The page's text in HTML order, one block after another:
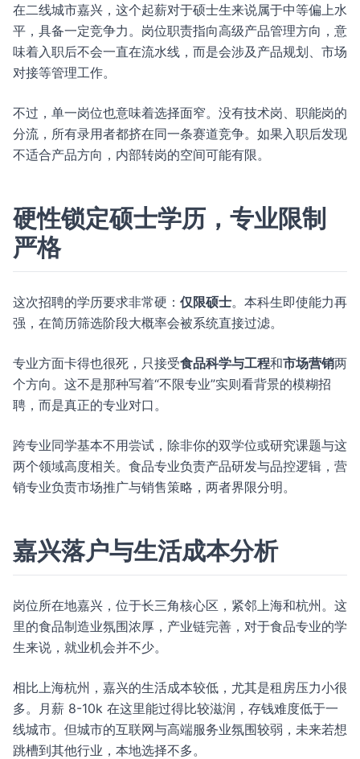
在二线城市嘉兴，这个起薪对于硕士生来说属于中等偏上水
平，具备一定竞争力。岗位职责指向高级产品管理方向，意
味着入职后不会一直在流水线，而是会涉及产品规划、市场
对接等管理工作。
不过，单一岗位也意味着选择面窄。没有技术岗、职能岗的
分流，所有录用者都挤在同一条赛道竞争。如果入职后发现
不适合产品方向，内部转岗的空间可能有限。
硬性锁定硕士学历，专业限制
严格
这次招聘的学历要求非常硬： 仅限硕士。本科生即使能力再
强，在简历筛选阶段大概率会被系统直接过滤。
专业方面卡得也很死，只接受食品科学与工程和市场营销两
个方向。这不是那种写着“不限专业”实则看背景的模糊招
聘，而是真正的专业对口。
跨专业同学基本不用尝试，除非你的双学位或研究课题与这
两个领域高度相关。食品专业负责产品研发与品控逻辑，营
销专业负责市场推广与销售策略，两者界限分明。
嘉兴落户与生活成本分析
岗位所在地嘉兴，位于长三角核心区，紧邻上海和杭州。这
里的食品制造业氛围浓厚，产业链完善，对于食品专业的学
生来说，就业机会并不少。
相比上海杭州，嘉兴的生活成本较低，尤其是租房压力小很
多。月薪 8-10k 在这里能过得比较滋润，存钱难度低于一
线城市。但城市的互联网与高端服务业氛围较弱，未来若想
跳槽到其他行业，本地选择不多。